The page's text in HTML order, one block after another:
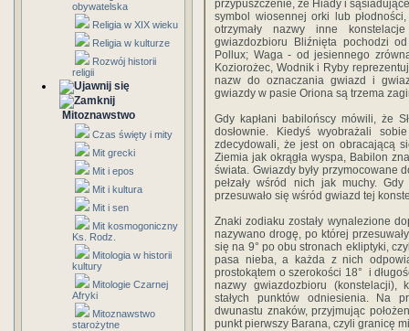
obywatelska
Religia w XIX wieku
Religia w kulturze
Rozwój historii
religii
Mitoznawstwo
Czas święty i mity
Mit grecki
Mit i epos
Mit i kultura
Mit i sen
Mit kosmogoniczny
Ks. Rodz.
Mitologia w historii
kultury
Mitologie Czarnej
Afryki
Mitoznawstwo
starożytne
przypuszczenie, że Hiady i
symbol wiosennej orki lub
otrzymały nazwy inne
gwiazdozbioru Bliźnięta pochodzi
Pollux; Waga - od jesiennego
Koziorożec, Wodnik i Ryby
nazw do oznaczania gwiazd i
gwiazdy w pasie Oriona są trzema
Gdy kapłani babilońscy mówili, że
dosłownie. Kiedyś wyobrażali
zdecydowali, że jest on obracającą
Ziemia jak okrągła wyspa, Babilon
świata. Gwiazdy były przymocowane
pełzały wśród nich jak muchy.
przesuwało się wśród gwiazd tej
Znaki zodiaku zostały wynalezione
nazywano drogę, po której
się na 9° po obu stronach ekliptyki,
pasa nieba, a każda z nich
prostokątem o szerokości 18° i
nazwy gwiazdozbioru (konstelacji),
stałych punktów odniesienia. Na
dwunastu znaków, przyjmując
punkt pierwszy Barana, czyli granicę